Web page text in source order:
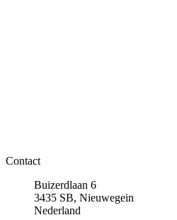
Contact
Buizerdlaan 6
3435 SB, Nieuwegein
Nederland